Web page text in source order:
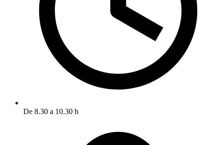
De 8.30 a 10.30 h